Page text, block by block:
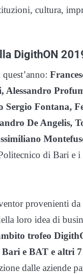
cultura,
DigithON
Alessandro
Sergio Fontana,
De Angelis,
di Bari e
provenienti
loro idea di
trofeo
e BAT e altri
dalle aziende